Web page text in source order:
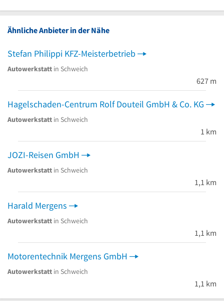
Ähnliche Anbieter in der Nähe
Stefan Philippi KFZ-Meisterbetrieb
Autowerkstatt in Schweich
627 m
Hagelschaden-Centrum Rolf Douteil GmbH & Co. KG
Autowerkstatt in Schweich
1 km
JOZI-Reisen GmbH
Autowerkstatt in Schweich
1,1 km
Harald Mergens
Autowerkstatt in Schweich
1,1 km
Motorentechnik Mergens GmbH
Autowerkstatt in Schweich
1,1 km